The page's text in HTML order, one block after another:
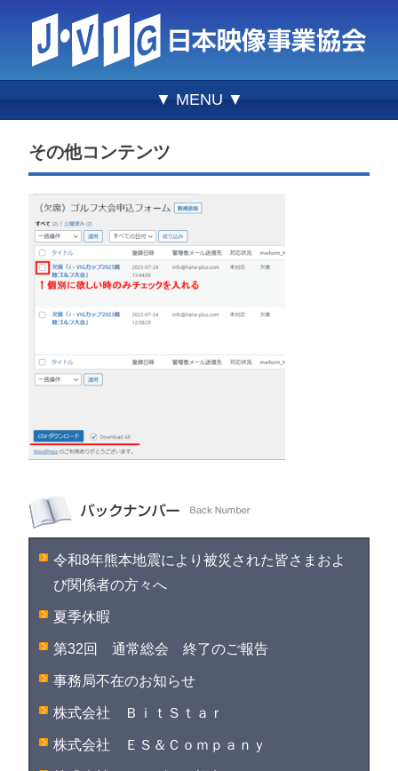
▼ MENU ▼
その他コンテンツ
令和8年熊本地震により被災された皆さまおよ
び関係者の方々へ
夏季休暇
第32回 通常総会 終了のご報告
事務局不在のお知らせ
株式会社 ＢｉｔＳｔａｒ
株式会社 ＥＳ＆Ｃｏｍｐａｎｙ